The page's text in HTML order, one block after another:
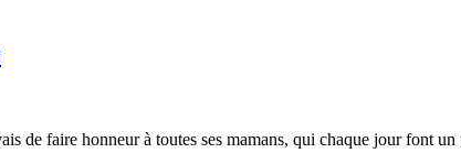
de faire honneur à toutes ses mamans, qui chaque jour font